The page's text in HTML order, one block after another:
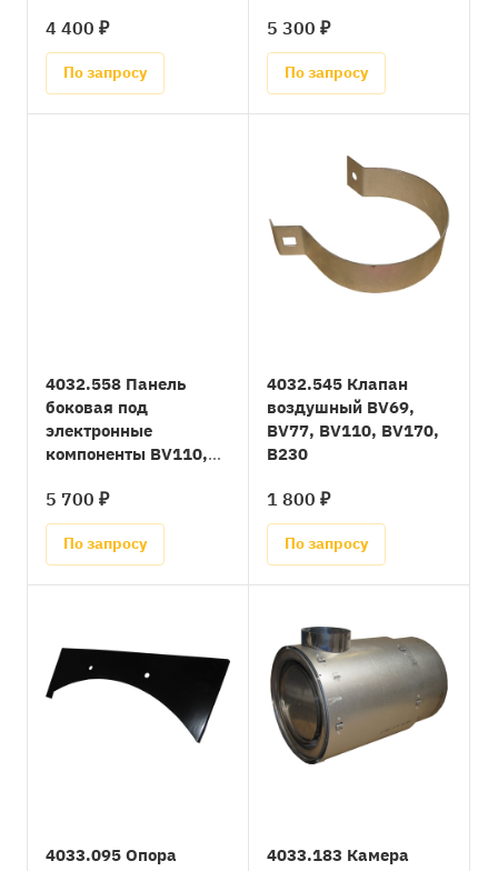
4 400 ₽
По запросу
5 300 ₽
По запросу
4032.558 Панель
боковая под
электронные
компоненты BV110,
5 700 ₽
По запросу
4032.545 Клапан
воздушный BV69,
BV77, BV110, BV170,
B230
1 800 ₽
По запросу
4033.095 Опора
4033.183 Камера